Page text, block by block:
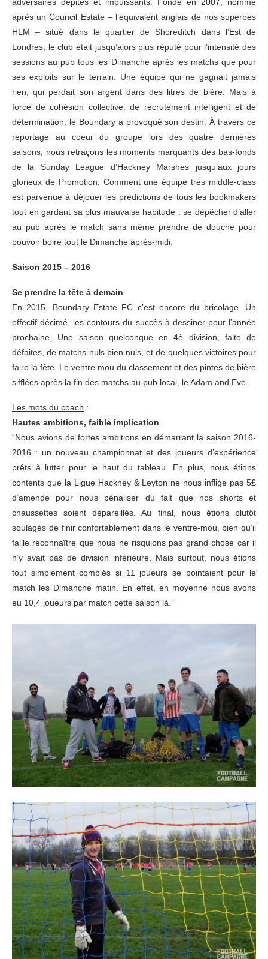
après un Council Estate – l’équivalent anglais de nos superbes
HLM – situé dans le quartier de Shoreditch dans l’Est de
Londres, le club était jusqu’alors plus réputé pour l’intensité des
sessions au pub tous les Dimanche après les matchs que pour
ses exploits sur le terrain. Une équipe qui ne gagnait jamais
rien, qui perdait son argent dans des litres de bière. Mais à
force de cohésion collective, de recrutement intelligent et de
détermination, le Boundary a provoqué son destin. À travers ce
reportage au coeur du groupe lors des quatre dernières
saisons, nous retraçons les moments marquants des bas-fonds
de la Sunday League d’Hackney Marshes jusqu’aux jours
glorieux de Promotion. Comment une équipe très middle-class
est parvenue à déjouer les prédictions de tous les bookmakers
tout en gardant sa plus mauvaise habitude : se dépêcher d’aller
au pub après le match sans même prendre de douche pour
pouvoir boire tout le Dimanche après-midi.
Saison 2015 – 2016
Se prendre la tête à demain
En 2015, Boundary Estate FC c’est encore du bricolage. Un
effectif décimé, les contours du succès à dessiner pour l’année
prochaine. Une saison quelconque en 4è division, faite de
défaites, de matchs nuls bien nuls, et de quelques victoires pour
faire la fête. Le ventre mou du classement et des pintes de bière
sifflées après la fin des matchs au pub local, le Adam and Eve.
Les mots du coach :
Hautes ambitions, faible implication
“Nous avions de fortes ambitions en démarrant la saison 2016-
2016 : un nouveau championnat et des joueurs d’expérience
prêts à lutter pour le haut du tableau. En plus, nous étions
contents que la Ligue Hackney & Leyton ne nous inflige pas 5£
d’amende pour nous pénaliser du fait que nos shorts et
chaussettes soient dépareillés. Au final, nous étions plutôt
soulagés de finir confortablement dans le ventre-mou, bien qu’il
faille reconnaître que nous ne risquions pas grand chose car il
n’y avait pas de division inférieure. Mais surtout, nous étions
tout simplement comblés si 11 joueurs se pointaient pour le
match les Dimanche matin. En effet, en moyenne nous avons
eu 10,4 joueurs par match cette saison là.”